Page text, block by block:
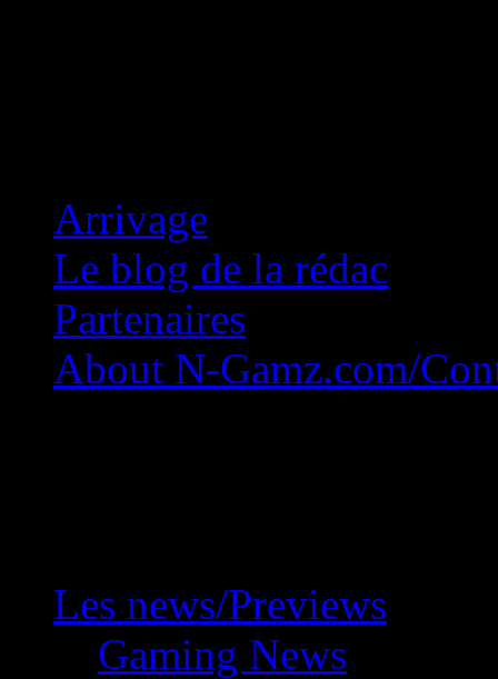
Arrivage
Le blog de la rédac
Partenaires
About N-Gamz.com/
Les news/Previews
Gaming News